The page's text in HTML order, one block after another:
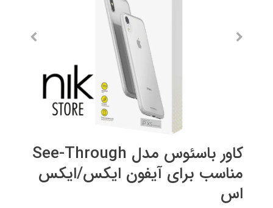
کاور باسئوس مدل See-Through
مناسب برای آیفون ایکس/ایکس
اس